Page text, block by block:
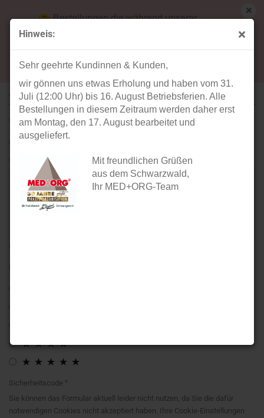
Hinweis:
Sehr geehrte Kundinnen & Kunden,
wir gönnen uns etwas Erholung und haben vom 31.
Juli (12:00 Uhr) bis 16. August Betriebsferien. Alle
Bestellungen in diesem Zeitraum werden daher erst
am Montag, den 17. August bearbeitet und
ausgeliefert.
Mit freundlichen Grüßen
aus dem Schwarzwald,
Ihr MED+ORG-Team
Bestellungen die während unserer
Betriebsferien (31. Juli ab 12:00 Uhr bis 16.
ARTIKEL: LIEGENPAPIER 2-LAGIG WEISS (50CM)
Verfasser:
Ihre Meinung:
Sicherheitscode
Sie können das Formular aktuell leider nicht nutzen, da Sie die dafür
notwendigen Cookies nicht akzeptiert haben. Ihre Cookie-Einstellungen